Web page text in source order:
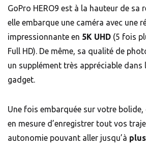
GoPro HERO9 est à la hauteur de sa
elle embarque une caméra avec une
impressionnante en 5K UHD (5 fois
Full HD). De même, sa qualité de
un supplément très appréciable dans
gadget.
Une fois embarquée sur votre bolide,
en mesure d’enregistrer tout vos
autonomie pouvant aller jusqu’à